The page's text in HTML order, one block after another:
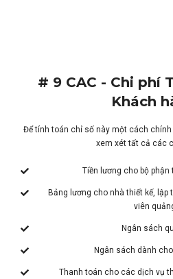
# 9 CAC - Chi phí
Khách
Để tính toán chỉ số này một cách
xem xét tất cả các
Tiền lương cho bộ phận
Bảng lương cho nhà thiết kế, lập
viên
Ngân sách
Ngân sách dành
Thanh toán cho các dịch vụ